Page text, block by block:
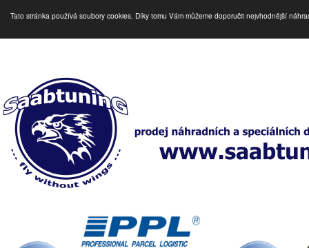
Tato stránka používá soubory cookies. Díky tomu Vám můžeme doporučit nejvhodnější